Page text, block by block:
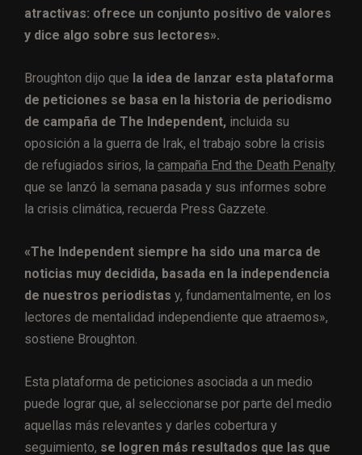
atractivas: ofrece un conjunto positivo de valores
y dice algo sobre sus lectores».
Broughton dijo que la idea de lanzar esta plataforma
de peticiones se basa en la historia de periodismo
de campaña de The Independent, incluida su
oposición a la guerra de Irak, el trabajo sobre la crisis
de refugiados sirios, la campaña End the Death Penalty
que se lanzó la semana pasada y sus informes sobre
la crisis climática, recuerda Press Gazzete.
«The Independent siempre ha sido una marca de
noticias muy decidida, basada en la independencia
de nuestros periodistas y, fundamentalmente, en los
lectores de mentalidad independiente que atraemos»,
sostiene Broughton.
Esta plataforma de peticiones asociada a un medio
puede lograr que, al seleccionarse por parte del medio
aquellas más relevantes y darles cobertura y
seguimiento, se logren más resultados que las que